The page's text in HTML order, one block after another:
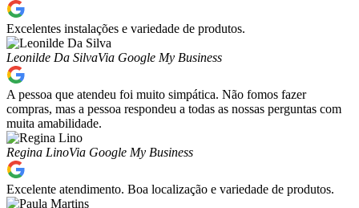
Excelentes instalações e variedade de produtos.
Leonilde Da SilvaVia Google My Business
A pessoa que atendeu foi muito simpática. Não fomos fazer
compras, mas a pessoa respondeu a todas as nossas perguntas com
muita amabilidade.
Regina LinoVia Google My Business
Excelente atendimento. Boa localização e variedade de produtos.